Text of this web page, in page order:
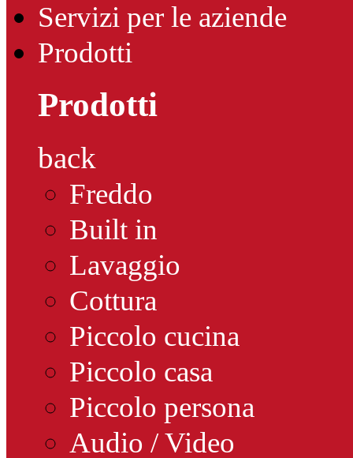
Servizi per le aziende
Prodotti
Prodotti
back
Freddo
Built in
Lavaggio
Cottura
Piccolo cucina
Piccolo casa
Piccolo persona
Audio / Video